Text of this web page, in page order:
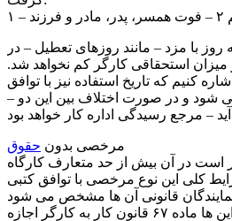
با مزد – مانند روزهای تعطیل – در
استحقاقی کارگر کم نخواهد شد.
کنیم که تاریخ استفاده نیز با توافق
شود و در صورت اختلاف بین این دو –
مرخصی بدون حقوق
است در آن بیش از حد متعارف کارگاه
کلی این نوع مرخصی با توافق کتبی
نمایندگان قانونی آن ها مشخص می شود
و انجام می پذیرد. علاوه بر این ها ماده ۶۷ قانون کار به کارگر اجازه